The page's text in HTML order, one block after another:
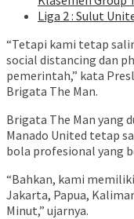
Liga 2 : Sulut
“Tetapi kami tetap
social distancing dan
pemerintah,” kata
Brigata The Man.
Brigata The Man yang
Manado United tetap
bola profesional yang
“Bahkan, kami
Jakarta, Papua,
Minut,” ujarnya.